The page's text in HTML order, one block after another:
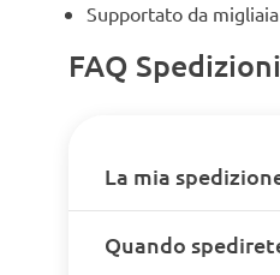
Supportato da
FAQ
La mia
Quando